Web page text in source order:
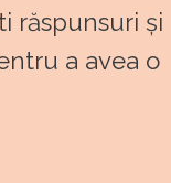
răspunsuri și
a avea o